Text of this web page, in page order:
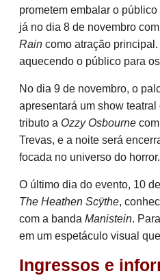
prometem embalar o
já no dia 8 de novembro
Rain como atração
aquecendo o público para
No dia 9 de novembro, o
apresentará um show
tributo a Ozzy Osbourne
Trevas, e a noite será
focada no universo do horror.
O último dia do evento, 10
The Heathen Scÿthe,
com a banda Manistein.
em um espetáculo visual
Ingressos e